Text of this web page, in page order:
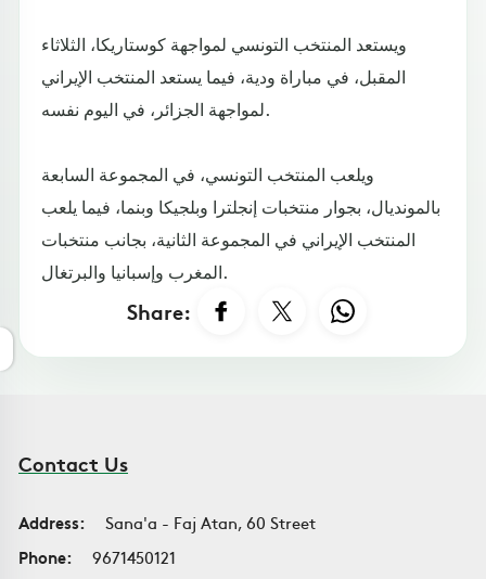
ويستعد المنتخب التونسي لمواجهة كوستاريكا، الثلاثاء
المقبل، في مباراة ودية، فيما يستعد المنتخب الإيراني
لمواجهة الجزائر، في اليوم نفسه.
ويلعب المنتخب التونسي، في المجموعة السابعة
بالمونديال، بجوار منتخبات إنجلترا وبلجيكا وبنما، فيما يلعب
المنتخب الإيراني في المجموعة الثانية، بجانب منتخبات
المغرب وإسبانيا والبرتغال.
Share:
Contact Us
Address:
Sana'a - Faj Atan, 60 Street
Phone:
9671450121